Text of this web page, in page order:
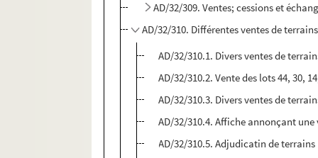
AD/32/309. Ventes; cessions et
AD/32/310. Différentes ventes de
AD/32/310.1. Divers ventes de
AD/32/310.2. Vente des lots 44, 30,
AD/32/310.3. Divers ventes de
AD/32/310.4. Affiche annonçant
AD/32/310.5. Adjudicatin de